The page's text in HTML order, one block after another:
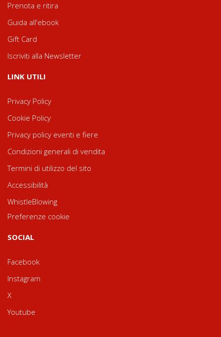
Prenota e ritira
Guida all'ebook
Gift Card
Iscriviti alla Newsletter
LINK UTILI
Privacy Policy
Cookie Policy
Privacy policy eventi e fiere
Condizioni generali di vendita
Termini di utilizzo del sito
Accessibilità
WhistleBlowing
Preferenze cookie
SOCIAL
Facebook
Instagram
X
Youtube